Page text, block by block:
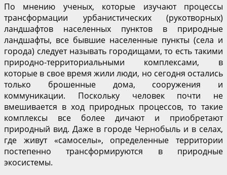
По мнению ученых, которые изучают процессы
трансформации урбанистических (рукотворных)
ландшафтов населенных пунктов в природные
ландшафты, все бывшие населенные пункты (села и
города) следует называть городищами, то есть такими
природно-территориальными комплексами, в
которые в свое время жили люди, но сегодня остались
только брошенные дома, сооружения и
коммуникации. Поскольку человек почти не
вмешивается в ход природных процессов, то такие
комплексы все более дичают и приобретают
природный вид. Даже в городе Чернобыль и в селах,
где живут «самоселы», определенные территории
постепенно трансформируются в природные
экосистемы.